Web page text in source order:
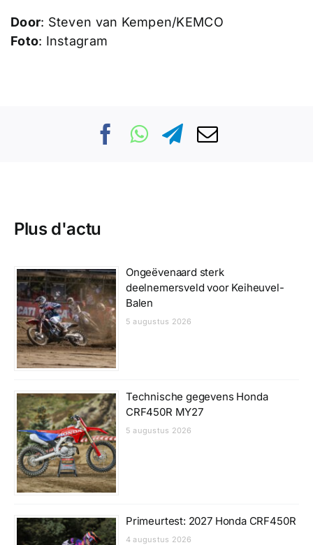
Door: Steven van Kempen/KEMCO
Foto: Instagram
Plus d'actu
Ongeëvenaard sterk
deelnemersveld voor Keiheuvel-
Balen
5 augustus 2026
Technische gegevens Honda
CRF450R MY27
5 augustus 2026
Primeurtest: 2027 Honda CRF450R
4 augustus 2026